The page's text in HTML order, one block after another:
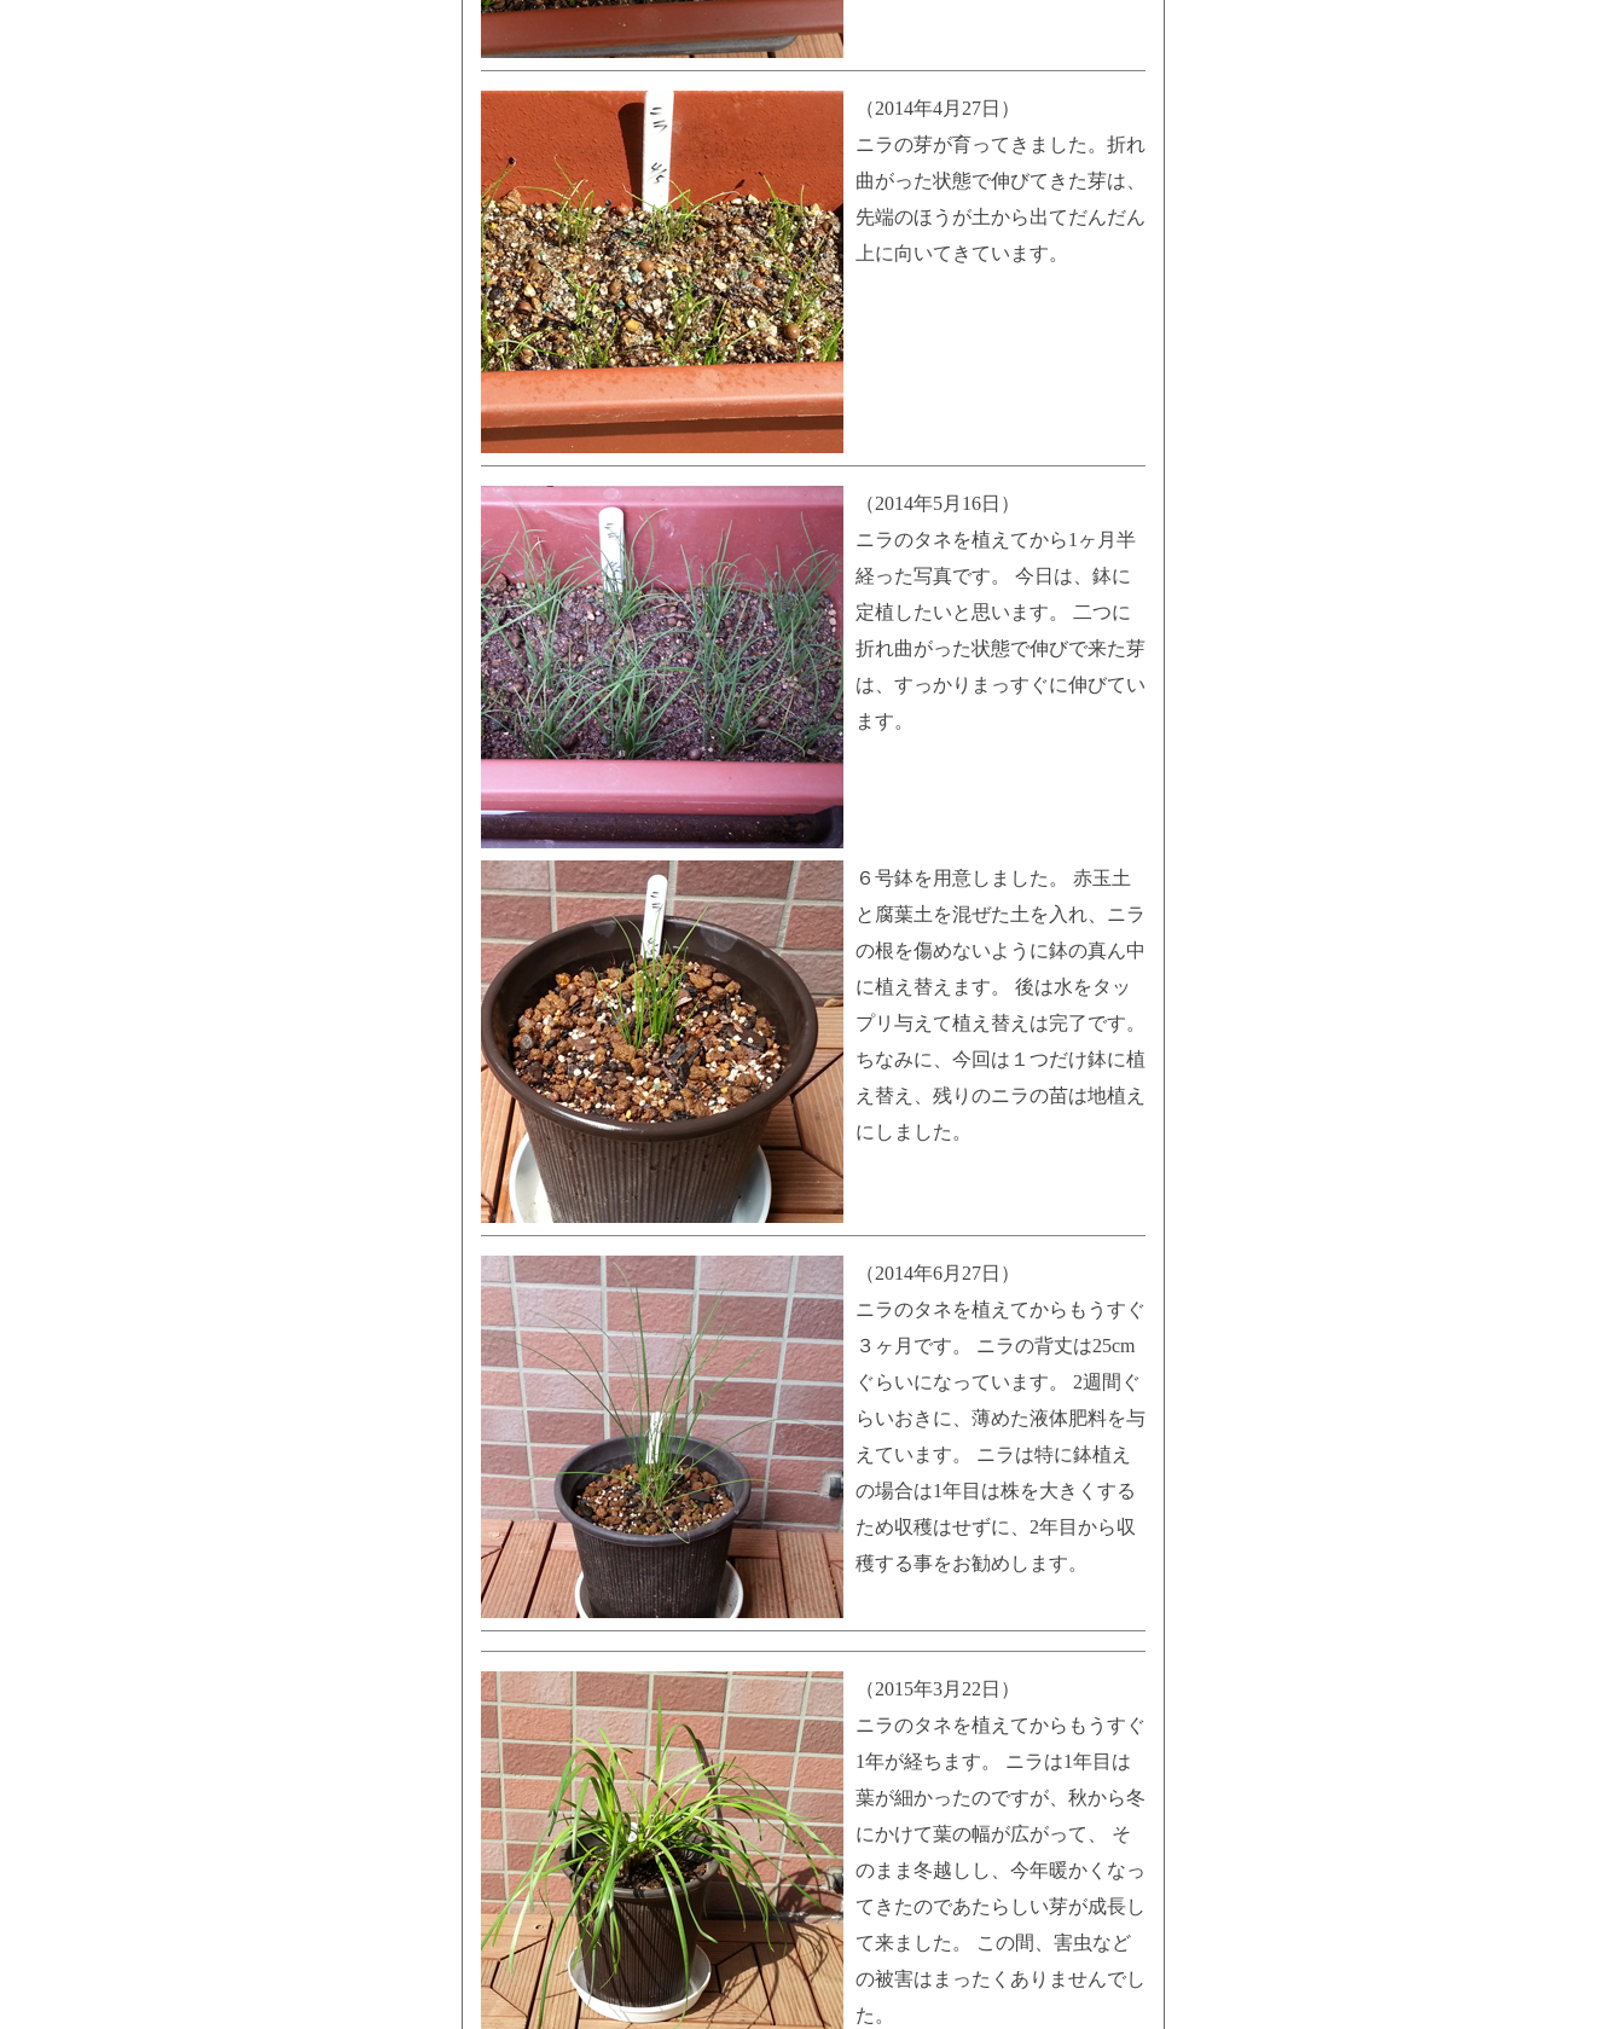
（2014年4月27日）
ニラの芽が育ってきました。折れ
曲がった状態で伸びてきた芽は、
先端のほうが土から出てだんだん
上に向いてきています。
（2014年5月16日）
ニラのタネを植えてから1ヶ月半
経った写真です。 今日は、鉢に
定植したいと思います。 二つに
折れ曲がった状態で伸びで来た芽
は、すっかりまっすぐに伸びてい
ます。
６号鉢を用意しました。 赤玉土
と腐葉土を混ぜた土を入れ、ニラ
の根を傷めないように鉢の真ん中
に植え替えます。 後は水をタッ
プリ与えて植え替えは完了です。
ちなみに、今回は１つだけ鉢に植
え替え、残りのニラの苗は地植え
にしました。
（2014年6月27日）
ニラのタネを植えてからもうすぐ
３ヶ月です。 ニラの背丈は25cm
ぐらいになっています。 2週間ぐ
らいおきに、薄めた液体肥料を与
えています。 ニラは特に鉢植え
の場合は1年目は株を大きくする
ため収穫はせずに、2年目から収
穫する事をお勧めします。
（2015年3月22日）
ニラのタネを植えてからもうすぐ
1年が経ちます。 ニラは1年目は
葉が細かったのですが、秋から冬
にかけて葉の幅が広がって、 そ
のまま冬越しし、今年暖かくなっ
てきたのであたらしい芽が成長し
て来ました。 この間、害虫など
の被害はまったくありませんでし
た。